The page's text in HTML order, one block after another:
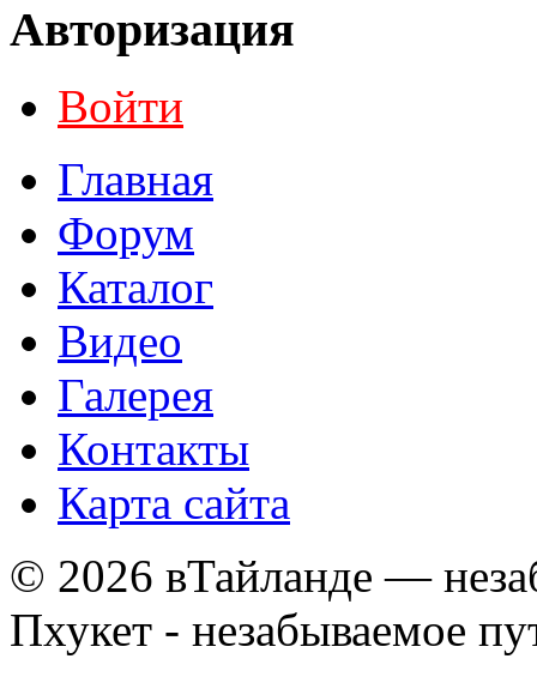
Авторизация
Войти
Главная
Форум
Каталог
Видео
Галерея
Контакты
Карта сайта
© 2026 вТайланде —
Пхукет - незабываемое